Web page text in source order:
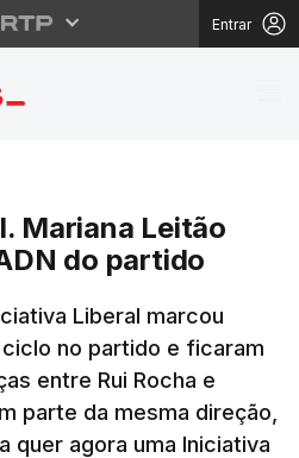
Entrar
Mariana Leitão
do partido
Liberal marcou
no partido e ficaram
entre Rui Rocha e
parte da mesma direção,
quer agora uma Iniciativa